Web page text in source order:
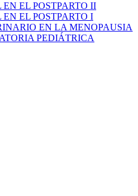
EL POSTPARTO II
EL POSTPARTO I
EN LA MENOPAUSIA
PEDIÁTRICA